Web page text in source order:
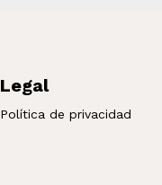
Legal
Política de privacidad